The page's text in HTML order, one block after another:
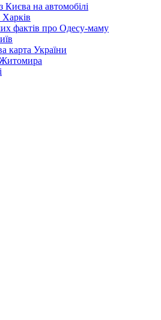
Києва на автомобілі
фактів про Одесу-маму
карта України